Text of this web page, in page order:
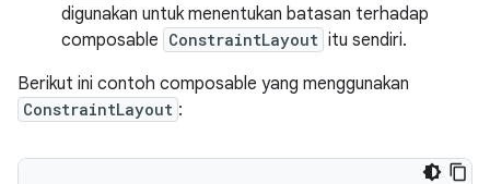
digunakan untuk menentukan batasan terhadap
composable ConstraintLayout itu sendiri.
Berikut ini contoh composable yang menggunakan
ConstraintLayout :